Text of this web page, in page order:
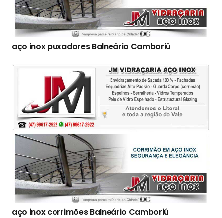
aço inox puxadores Balneário Camboriú
aço inox corrimões Balneário Camboriú